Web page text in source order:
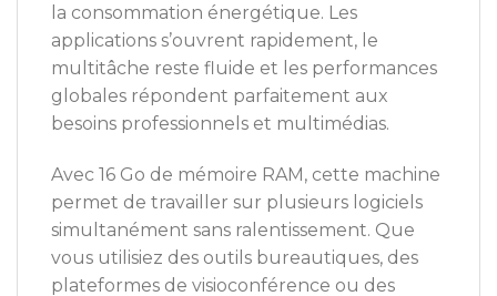
la consommation énergétique. Les
applications s’ouvrent rapidement, le
multitâche reste fluide et les performances
globales répondent parfaitement aux
besoins professionnels et multimédias.
Avec 16 Go de mémoire RAM, cette machine
permet de travailler sur plusieurs logiciels
simultanément sans ralentissement. Que
vous utilisiez des outils bureautiques, des
plateformes de visioconférence ou des